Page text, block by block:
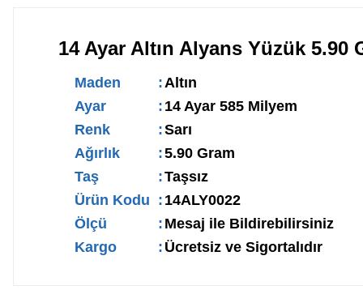
14 Ayar Altın Alyans Yüzük 5.90
Maden :Altın
Ayar
: 14 Ayar 585 Milyem
Renk
:Sarı
Ağırlık
:5.90 Gram
Taş
:Taşsız
Ürün Kodu : 14ALY0022
Ölçü
: Mesaj ile Bildirebilirsiniz
Kargo
: Ücretsiz ve Sigortalıdır